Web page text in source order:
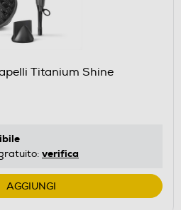
Titanium Shine
verifica
AGGIUNGI